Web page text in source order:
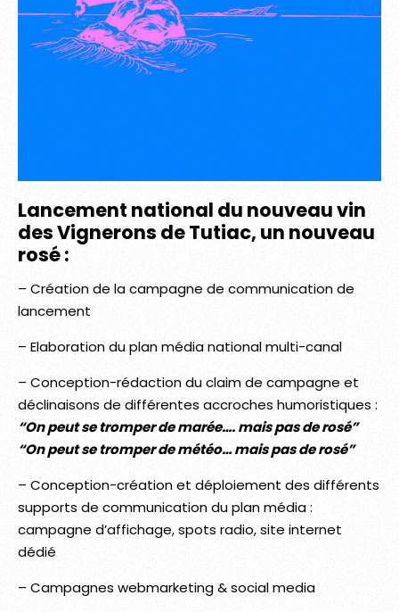
Lancement national du nouveau vin
des Vignerons de Tutiac, un nouveau
rosé :
– Création de la campagne de communication de
lancement
– Elaboration du plan média national multi-canal
– Conception-rédaction du claim de campagne et
déclinaisons de différentes accroches humoristiques :
“On peut se tromper de marée…. mais pas de rosé”
“On peut se tromper de météo… mais pas de rosé”
– Conception-création et déploiement des différents
supports de communication du plan média :
campagne d’affichage, spots radio, site internet
dédié
– Campagnes webmarketing & social media